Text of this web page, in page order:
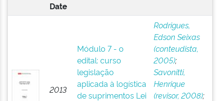
Date
2013
Módulo 7 - o
edital: curso
legislação
aplicada à logística
de suprimentos Lei
Rodrigues,
Edson Seixas
(conteudista,
2005);
Savonitti,
Henrique
(revisor, 2008);